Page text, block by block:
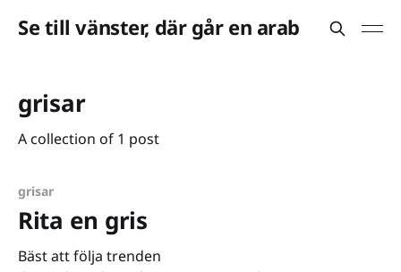
Se till vänster, där går en arab
grisar
A collection of 1 post
grisar
Rita en gris
Bäst att följa trenden